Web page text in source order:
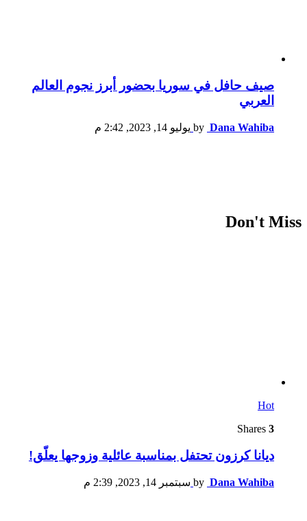
صيف حافل في سوريا بحضور أبرز نجوم العالم
العربي
by Dana Wahiba يوليو 14, 2023, 2:42 م
Don't Miss
Hot
3
ديانا كرزون تحتفل بمناسبة عائلية وزوجها يعلّق!
by Dana Wahiba سبتمبر 14, 2023, 2:39 م